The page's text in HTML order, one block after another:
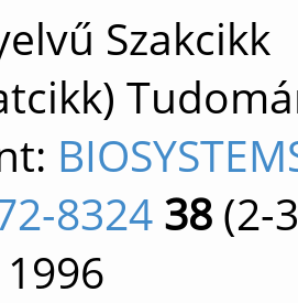
Szakcikk
8324 38 (2-
1996